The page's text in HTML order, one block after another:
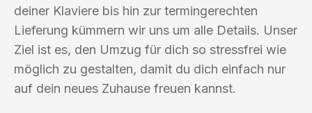
deiner Klaviere bis hin zur termingerechten
Lieferung kümmern wir uns um alle Details. Unser
Ziel ist es, den Umzug für dich so stressfrei wie
möglich zu gestalten, damit du dich einfach nur
auf dein neues Zuhause freuen kannst.